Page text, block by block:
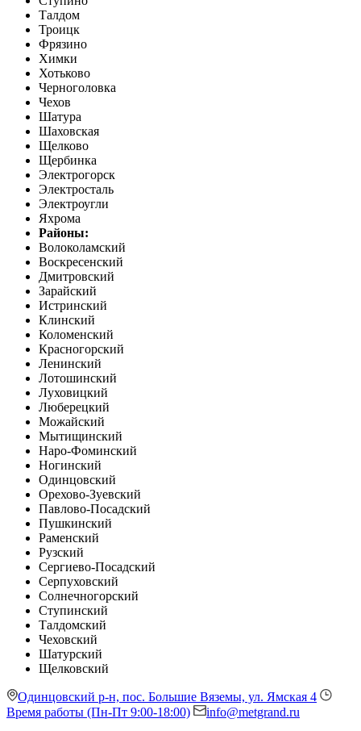
Талдом
Троицк
Фрязино
Химки
Хотьково
Черноголовка
Чехов
Шатура
Шаховская
Щелково
Щербинка
Электрогорск
Электросталь
Электроугли
Яхрома
Районы:
Волоколамский
Воскресенский
Дмитровский
Зарайский
Истринский
Клинский
Коломенский
Красногорский
Ленинский
Лотошинский
Луховицкий
Люберецкий
Можайский
Мытищинский
Наро-Фоминский
Ногинский
Одинцовский
Орехово-Зуевский
Павлово-Посадский
Пушкинский
Раменский
Рузский
Сергиево-Посадский
Серпуховский
Солнечногорский
Ступинский
Талдомский
Чеховский
Шатурский
Щелковский
Одинцовский р-н, пос. Большие Вяземы, ул. Ямская 4
Время работы (Пн-Пт 9:00-18:00)
info@metgrand.ru